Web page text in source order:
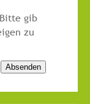
gib
zu